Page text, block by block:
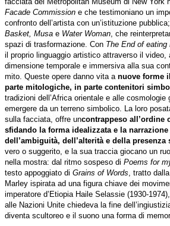
Facade Commission e che testimoniano un
confronto dell’artista con un’istituzione pubblica;
Basket, Musa e Water Woman, che
spazi di trasformazione. Con The End of eating
il proprio linguaggio artistico attraverso il video,
dimensione temporale e immersiva alla sua
mito. Queste opere danno vita a nuove forme
parte mitologiche, in parte contenitori
tradizioni dell’Africa orientale e alle cosmologie
emergere da un terreno simbolico. La loro
sulla facciata, offre uncontrappeso all’ordine
sfidando la forma idealizzata e la
dell’ambiguità, dell’alterità e della presenza
vero o suggerito, e la sua traccia giocano un
nella mostra: dal ritmo sospeso di Poems for
testo appoggiato di Grains of Words, tratto
Marley ispirata ad una figura chiave dei
imperatore d’Etiopia Haile Selassie (1930-
alle Nazioni Unite chiedeva la fine
diventa scultoreo e il suono una forma di